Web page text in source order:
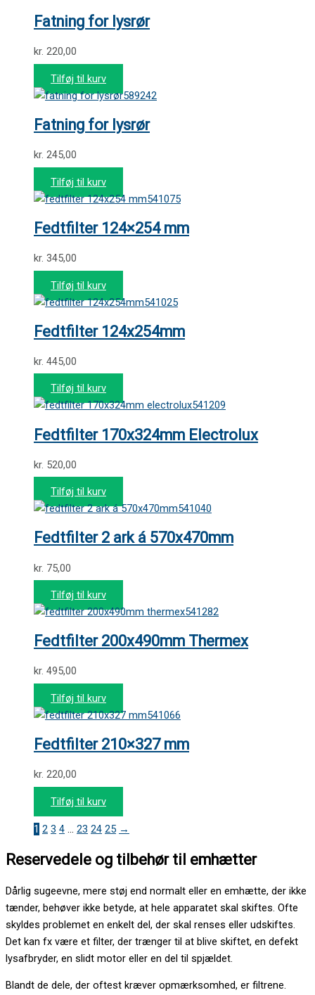
Fatning for lysrør
kr. 220,00
Tilføj til kurv
589242
Fatning for lysrør
kr. 245,00
Tilføj til kurv
541075
Fedtfilter 124×254 mm
kr. 345,00
Tilføj til kurv
541025
Fedtfilter 124x254mm
kr. 445,00
Tilføj til kurv
541209
Fedtfilter 170x324mm Electrolux
kr. 520,00
Tilføj til kurv
541040
Fedtfilter 2 ark á 570x470mm
kr. 75,00
Tilføj til kurv
541282
Fedtfilter 200x490mm Thermex
kr. 495,00
Tilføj til kurv
541066
Fedtfilter 210×327 mm
kr. 220,00
Tilføj til kurv
1 2 3 4 23 24 25 →
Reservedele og tilbehør til emhætter
Dårlig sugeevne, mere støj end normalt eller en emhætte, der ikke
tænder, behøver ikke betyde, at hele apparatet skal skiftes. Ofte
skyldes problemet en enkelt del, der skal renses eller udskiftes.
Det kan fx være et filter, der trænger til at blive skiftet, en defekt
lysafbryder, en slidt motor eller en del til spjældet.
Blandt de dele, der oftest kræver opmærksomhed, er filtrene.